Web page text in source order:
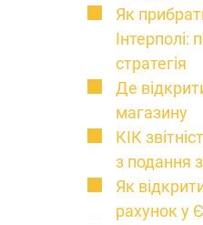
Як
стратегія
Де
магазину
КІК
з подання
Як
рахунок у